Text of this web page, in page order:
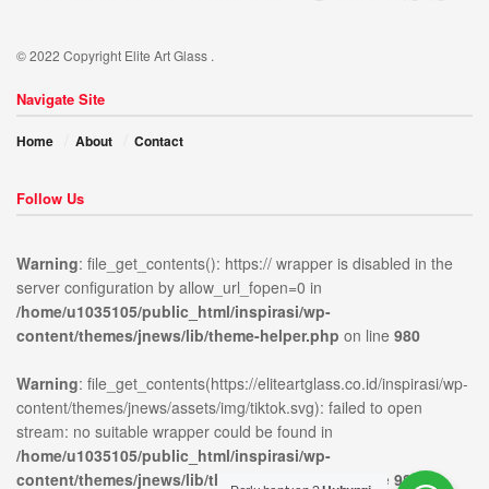
minimalis, pintu sliding kaca tempered sangat cocok
mengutamakan desain estetika. Selain itu, kaca
tempered menciptakan tampilan yang lebih mewah
interior.
konvensional, pintu sliding (geser) lebih hemat tempat
karena tidak membutuhkan ruang untuk membuka
dan menutup pintu. Ini menjadikannya solusi ideal
untuk ruangan yang terbatas.
Cocok untuk Berbagai KebutuhanBerbagai
tempat, seperti rumah tinggal, toko, restoran, dan
gedung perkantoran, dapat menggunakan pintu kaca
tempered. Selain itu, kaca tempered juga cocok untuk
© 2022 Copyright Elite Art Glass .
Navigate Site
Home About Contact
Follow Us
Warning: file_get_contents(): https:// wrapper is disabled in the
server configuration by allow_url_fopen=0 in
/home/u1035105/public_html/inspirasi/wp-
content/themes/jnews/lib/theme-helper.php on line 980
Warning: file_get_contents(https://eliteartglass.co.id/inspirasi/wp-
content/themes/jnews/assets/img/tiktok.svg): failed to open
stream: no suitable wrapper could be found in
/home/u1035105/public_html/inspirasi/wp-
content/themes/jnews/lib/theme-helper.php
on line 980
inspirasi/wp-
lib/theme-
on
line
980Warning:
file_get_contents(https://
open stream: no suitable